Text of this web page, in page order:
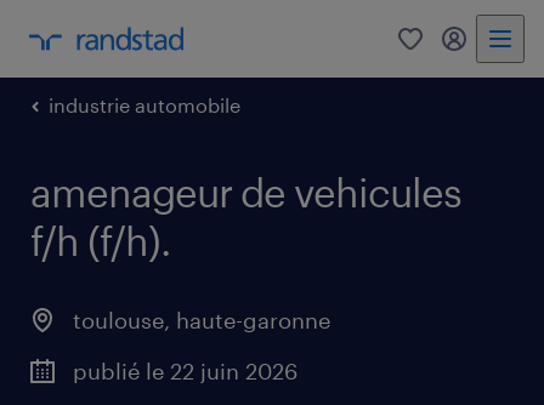
0 mon
industrie automobile
amenageur de vehicules
f/h (f/h).
toulouse, haute-garonne
publié le 22 juin 2026